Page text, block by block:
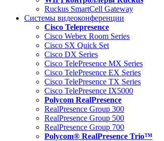
Ruckus SmartCell Gateway
Системы видеоконференции
Cisco Telepresence
Cisco Webex Room Series
Cisco SX Quick Set
Cisco DX Series
Cisco TelePresence MX Series
Cisco TelePresence EX Series
Cisco TelePresence TX Series
Cisco TelePresence IX5000
Polycom RealPresence
RealPresence Group 300
RealPresence Group 500
RealPresence Group 700
Polycom® RealPresence Trio™